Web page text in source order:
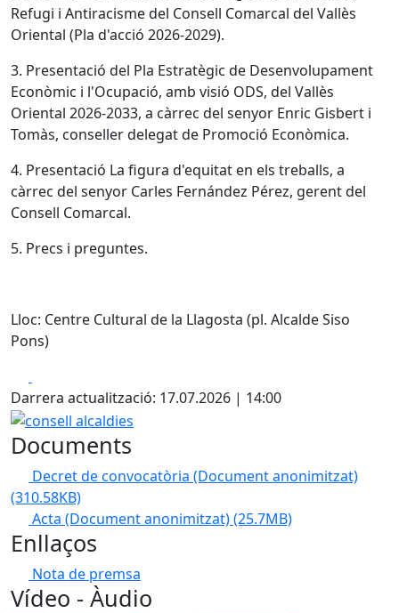
Refugi i Antiracisme del Consell Comarcal del Vallès
Oriental (Pla d'acció 2026-2029).
3. Presentació del Pla Estratègic de Desenvolupament
Econòmic i l'Ocupació, amb visió ODS, del Vallès
Oriental 2026-2033, a càrrec del senyor Enric Gisbert i
Tomàs, conseller delegat de Promoció Econòmica.
4. Presentació La figura d'equitat en els treballs, a
càrrec del senyor Carles Fernández Pérez, gerent del
Consell Comarcal.
5. Precs i preguntes.
Lloc: Centre Cultural de la Llagosta (pl. Alcalde Siso
Pons)
Darrera actualització: 17.07.2026 | 14:00
consell alcaldies
Documents
Decret de convocatòria (Document anonimitzat)
(310.58KB)
Acta (Document anonimitzat)(25.7MB)
Enllaços
Nota de premsa
Vídeo - Àudio